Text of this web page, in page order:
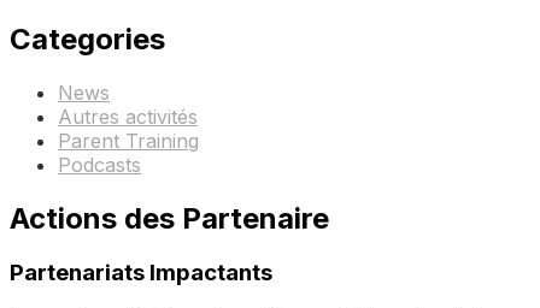
Categories
News
Autres activités
Parent Training
Podcasts
Actions des Partenaire
Partenariats Impactants